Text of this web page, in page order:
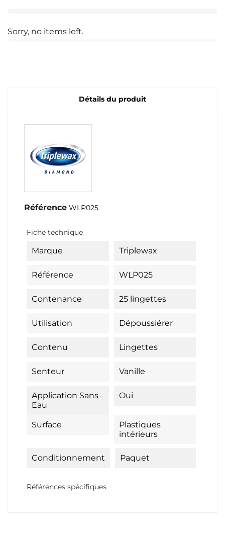
Sorry, no items left.
Détails du produit
Référence WLP025
Fiche technique
Marque Triplewax
Référence WLP025
Contenance 25 lingettes
Utilisation Dépoussiérer
Contenu Lingettes
Senteur Vanille
Application Sans
Eau
Oui
Surface
Plastiques
intérieurs
Conditionnement Paquet
Références spécifiques